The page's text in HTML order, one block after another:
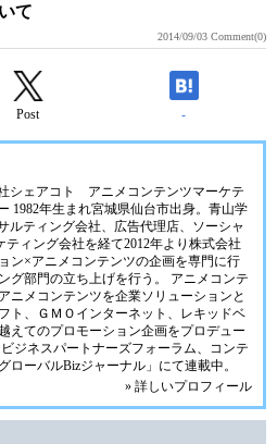
て
2014/09/03 Comment(0)
Post -
シェアコト アニメコンテンツマーケテ
1982年生まれ宮城県仙台市出身。青山学
ルティング会社、広告代理店、ソーシャ
ティング会社を経て2012年より株式会社
ン×アニメコンテンツの企画を専門に行
グ部門の立ち上げを行う。 アニメコンテ
ニメコンテンツを企業ソリューションと
ト、ＧＭＯインターネット、レキッドベ
えてのプロモーション企画をプロデュー
ジネスパートナーズフォーラム、コンテ
ローバルBizジャーナル」にて連載中。
» 詳しいプロフィール